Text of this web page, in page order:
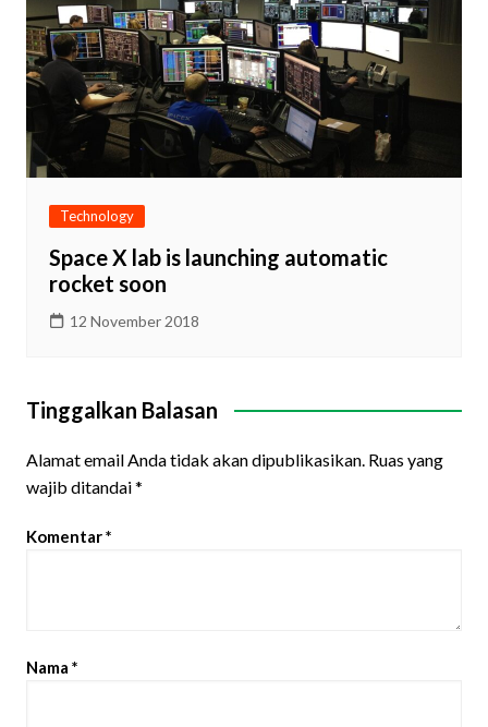
Technology
Space X lab is launching automatic
rocket soon
12 November 2018
Tinggalkan Balasan
Alamat email Anda tidak akan dipublikasikan. Ruas yang
wajib ditandai*
Komentar*
Nama *